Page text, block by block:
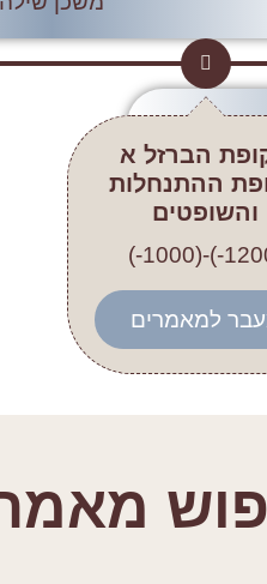
הברזל א
ההתנחלות
והשופטים
למאמרים